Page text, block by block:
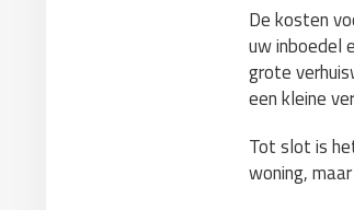
De kosten
uw inboedel
grote
een kleine
Tot slot is
woning,